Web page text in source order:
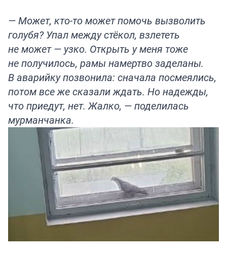
— Может, кто-то может помочь вызволить
голубя? Упал между стёкол, взлететь
не может — узко. Открыть у меня тоже
не получилось, рамы намертво заделаны.
В аварийку позвонила: сначала посмеялись,
потом все же сказали ждать. Но надежды,
что приедут, нет. Жалко, — поделилась
мурманчанка.